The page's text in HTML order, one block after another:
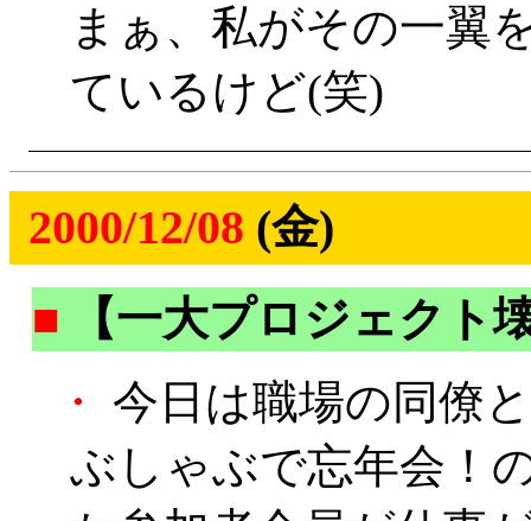
まぁ、私がその一翼
ているけど(笑)
2000/12/08 (金)
■
【一大プロジェクト
・
今日は職場の同僚
ぶしゃぶで忘年会！